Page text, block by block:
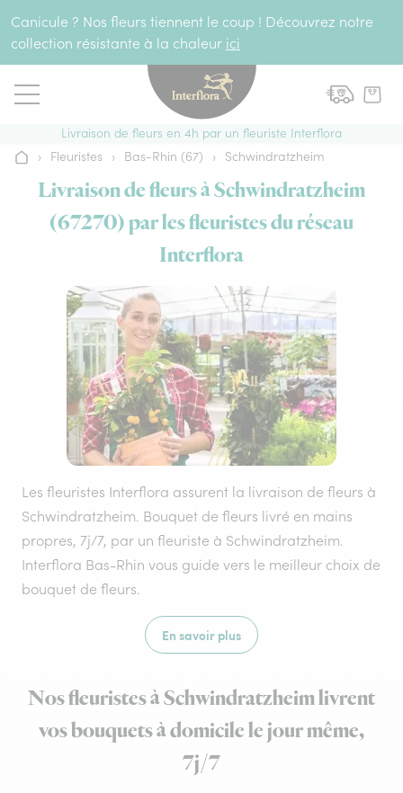
Canicule ? Nos fleurs tiennent le coup ! Découvrez notre
collection résistante à la chaleur ici
Livraison de fleurs en 4h par un fleuriste Interflora
Accueil
› Fleuristes › Bas-Rhin (67) › Schwindratzheim
Livraison de fleurs à Schwindratzheim
(67270) par les fleuristes du réseau
Interflora
Les fleuristes Interflora assurent la livraison de fleurs à
Schwindratzheim. Bouquet de fleurs livré en mains
propres, 7j/7, par un fleuriste à Schwindratzheim.
Interflora Bas-Rhin vous guide vers le meilleur choix de
bouquet de fleurs.
En savoir plus
Nos fleuristes à Schwindratzheim livrent
vos bouquets à domicile le jour même,
7j/7